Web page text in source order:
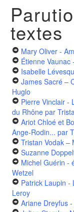
textes
Mary Oliver -
Étienne
Isabelle
James Sacré –
Huglo
Pierre Vinclair -
du Rhône par
Ariot Chloé et
Ange-Rodin... par
Tristan Vodak –
Suzanne
Michel Guérin -
Wetzel
Patrick Laupin -
Leroy
Ariane Dreyfus